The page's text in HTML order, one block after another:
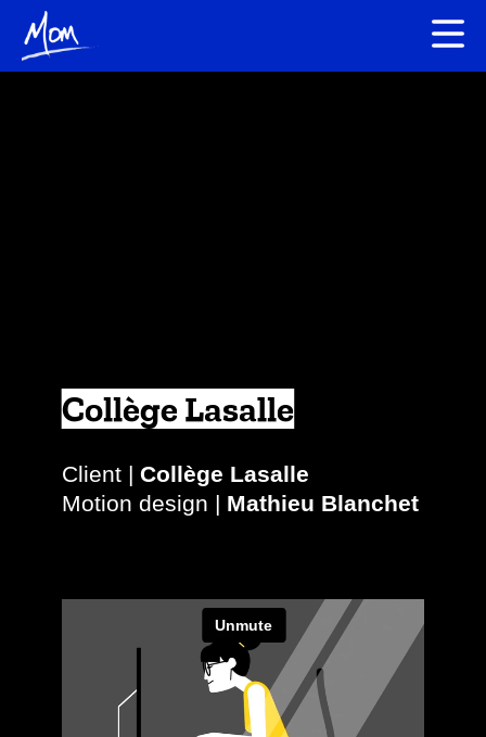
Collège Lasalle
Client | Collège Lasalle
Motion design | Mathieu Blanchet